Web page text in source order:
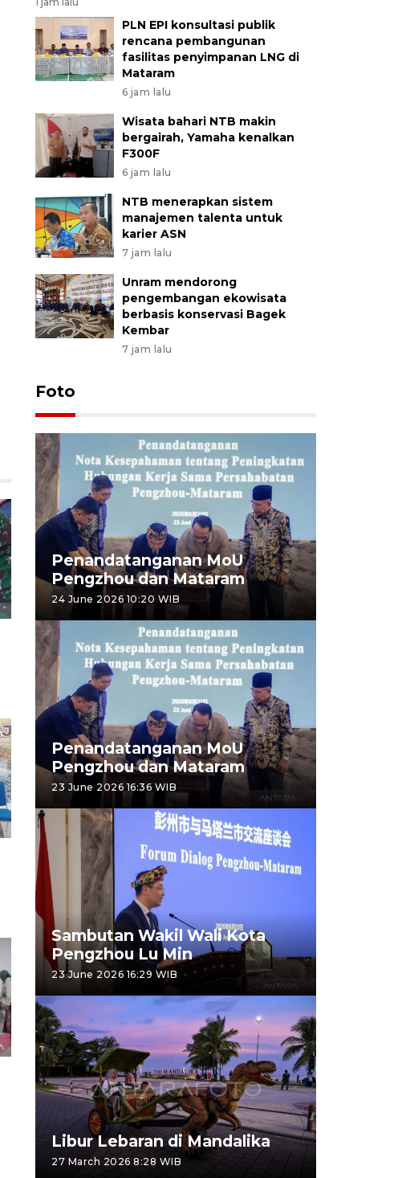
PLN EPI konsultasi publik
rencana pembangunan
fasilitas penyimpanan LNG di
Mataram
6 jam lalu
Wisata bahari NTB makin
bergairah, Yamaha kenalkan
F300F
6 jam lalu
NTB menerapkan sistem
manajemen talenta untuk
karier ASN
7 jam lalu
Unram mendorong
pengembangan ekowisata
berbasis konservasi Bagek
Kembar
7 jam lalu
Foto
Penandatanganan MoU
Pengzhou dan Mataram
24 June 2026 10:20 WIB
Penandatanganan MoU
Pengzhou dan Mataram
23 June 2026 16:36 WIB
Sambutan Wakil Wali Kota
Pengzhou Lu Min
23 June 2026 16:29 WIB
Libur Lebaran di Mandalika
27 March 2026 8:28 WIB